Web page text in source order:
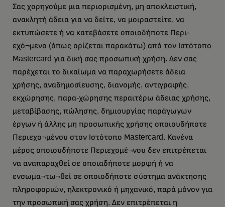
Σας χορηγούμε μια περιορισμένη, μη αποκλειστική,
ανακλητή άδεια για να δείτε, να μοιραστείτε, να
εκτυπώσετε ή να κατεβάσετε οποιοδήποτε Περι-
εχό¬μενο (όπως ορίζεται παρακάτω) από τον Ιστότοπο
Μastercard για δική σας προσωπική χρήση. Δεν σας
παρέχεται το δικαίωμα να παραχωρήσετε άδεια
χρήσης, αναδημοσίευσης, διανομής, αντιγραφής,
εκχώρησης, παρα-χώρησης περαιτέρω άδειας χρήσης,
μεταβίβασης, πώλησης, δημιουργίας παράγωγων
έργων ή άλλης μη προσωπικής χρήσης οποιουδήποτε
Περιεχο¬μένου στον Ιστότοπο Μastercard. Κανένα
μέρος οποιουδήποτε Περιεχομέ¬νου δεν επιτρέπεται
να αναπαραχθεί σε οποιαδήποτε μορφή ή να
ενσωμα¬τω¬θεί σε οποιοδήποτε σύστημα ανάκτησης
πληροφοριών, ηλεκτρονικό ή μηχανικό, παρά μόνον για
την προσωπική σας χρήση. Δεν επιτρέπεται η